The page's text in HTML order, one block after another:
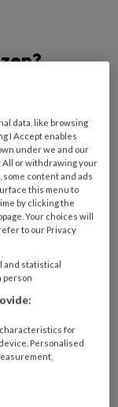
Log dan in
data, like browsing
I Accept enables
under we and our
All or withdrawing your
content and ads
this menu to
by clicking the
Your choices will
to our Privacy
and statistical
person
for
Personalised